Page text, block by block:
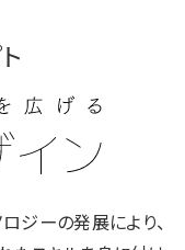
ジーの発展により、